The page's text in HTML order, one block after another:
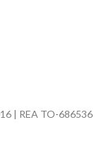
| REA TO-686536